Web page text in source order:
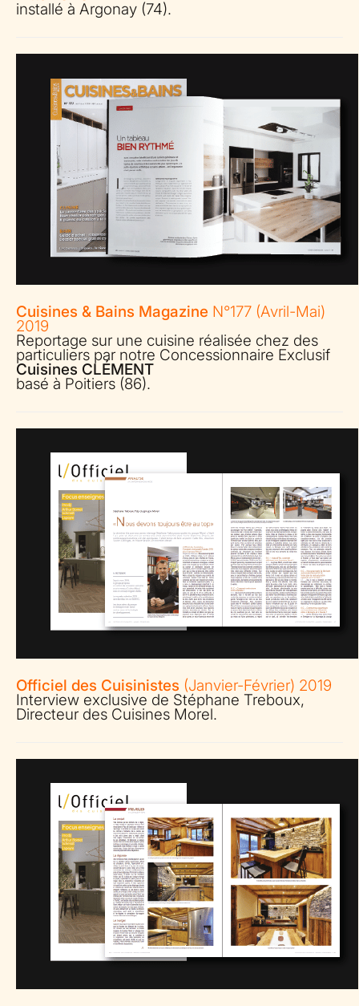
installé à Argonay (74).
Cuisines & Bains Magazine N°177 (Avril-Mai)
2019
Reportage sur une cuisine réalisée chez des
particuliers par notre Concessionnaire Exclusif
Cuisines CLÉMENT
basé à Poitiers (86).
Officiel des Cuisinistes (Janvier-Février) 2019
Interview exclusive de Stéphane Treboux,
Directeur des Cuisines Morel.